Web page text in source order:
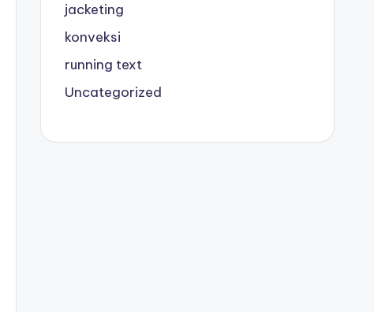
jacketing
konveksi
running text
Uncategorized